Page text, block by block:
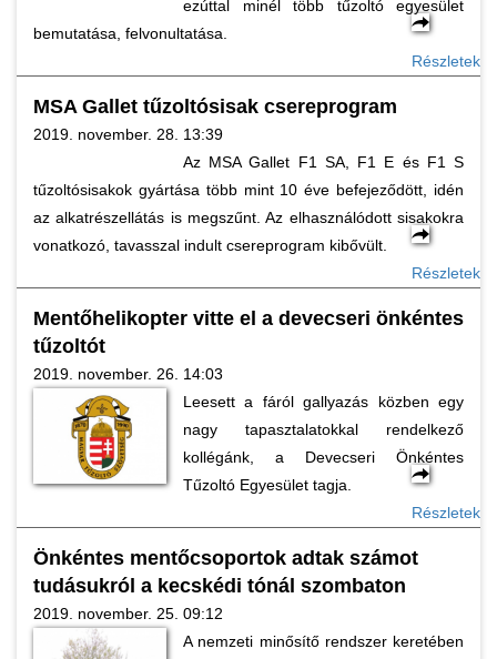
ezúttal minél több tűzoltó egyesület
bemutatása, felvonultatása.
Részletek
MSA Gallet tűzoltósisak csereprogram
2019. november. 28. 13:39
Az MSA Gallet F1 SA, F1 E és F1 S
tűzoltósisakok gyártása több mint 10 éve befejeződött, idén
az alkatrészellátás is megszűnt. Az elhasználódott sisakokra
vonatkozó, tavasszal indult csereprogram kibővült.
Részletek
Mentőhelikopter vitte el a devecseri önkéntes
tűzoltót
2019. november. 26. 14:03
Leesett a fáról gallyazás közben egy
nagy tapasztalatokkal rendelkező
kollégánk, a Devecseri Önkéntes
Tűzoltó Egyesület tagja.
Részletek
Önkéntes mentőcsoportok adtak számot
tudásukról a kecskédi tónál szombaton
2019. november. 25. 09:12
A nemzeti minősítő rendszer keretében